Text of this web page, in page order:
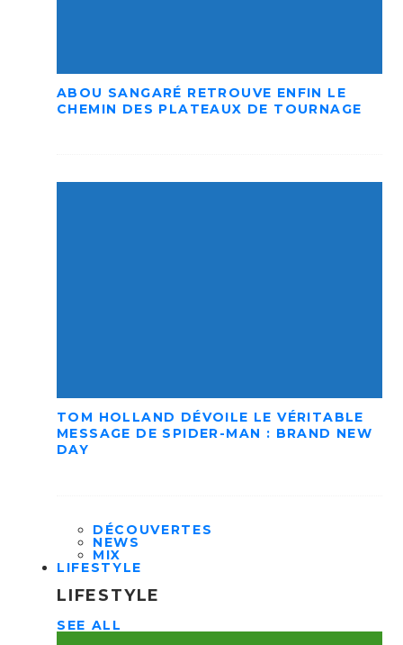
ABOU SANGARÉ RETROUVE ENFIN LE
CHEMIN DES PLATEAUX DE TOURNAGE
TOM HOLLAND DÉVOILE LE VÉRITABLE
MESSAGE DE SPIDER-MAN : BRAND NEW
DAY
DÉCOUVERTES
NEWS
MIX
LIFESTYLE
LIFESTYLE
SEE ALL